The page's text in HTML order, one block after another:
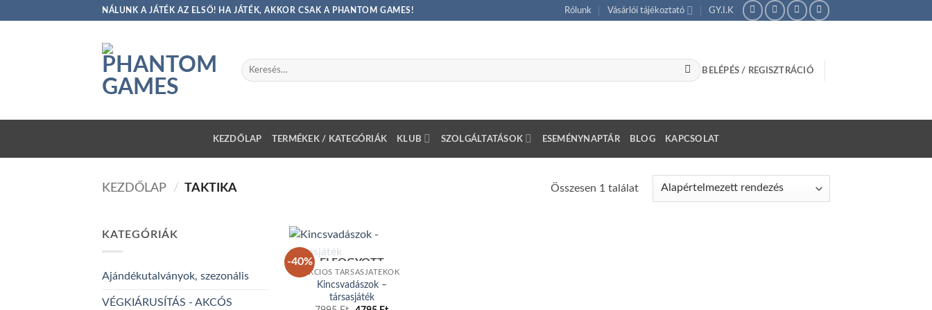
NÁLUNK A JÁTÉK AZ ELSŐ! HA JÁTÉK, AKKOR CSAK A PHANTOM GAMES! Rólunk Vásárlói tájékoztató GY.I.K
Keresés
a
BELÉPÉS / REGISZTRÁCIÓ
KEZDŐLAP TERMÉKEK / KATEGÓRIÁK KLUB SZOLGÁLTATÁSOK ESEMÉNYNAPTÁR BLOG KAPCSOLAT
KEZDŐLAP / TAKTIKA Összesen 1 találat
KATEGÓRIÁK
Ajándékutalványok, szezonális
VÉGKIÁRUSÍTÁS - AKCÓS
-40% ELFOGYOTT
AKCIÓS TÁRSASJÁTÉKOK
Kincsvadászok –
társasjáték